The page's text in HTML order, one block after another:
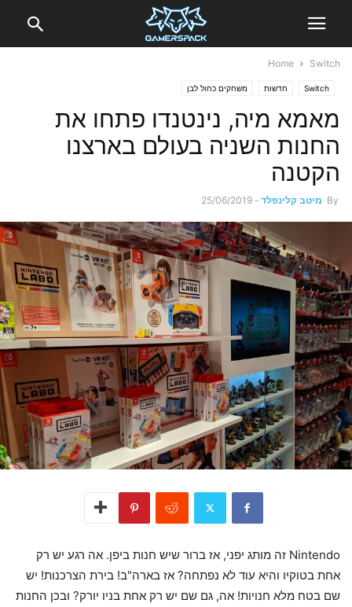
Home Switch
Switch חדשות משחקים כחול לבן
מאמא מיה, נינטנדו פתחו את
החנות השניה בעולם בארצנו
הקטנה
By מיטב קלינפלד -
25/06/2019
Nintendo זה מותג יפני, אז ברור שיש חנות ביפן. אה רגע יש רק
אחת בטוקיו והיא עוד לא נפתחה? אז בארה"ב! בירת הצרכנות! יש
שם בטח מלא חנויות! אה, גם שם יש רק אחת בניו יורק? ובכן החנות